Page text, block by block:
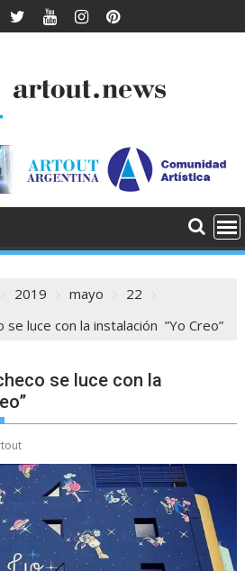
2019 mayo
22
luce con la instalación ”Yo Creo”
se luce con la